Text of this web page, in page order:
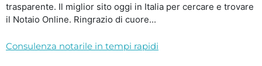
trasparente. Il miglior sito oggi in Italia per cercare e trovare
il Notaio Online. Ringrazio di cuore...
Consulenza notarile in tempi rapidi